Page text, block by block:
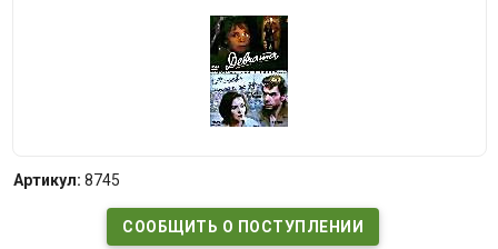
Артикул: 8745
СООБЩИТЬ О ПОСТУПЛЕНИИ